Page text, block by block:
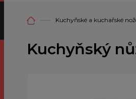
Kuchyňské a kuchařské
Kuchyňský